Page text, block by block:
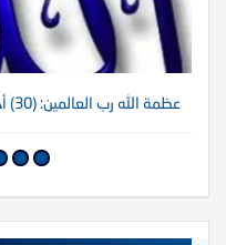
عظمة الله رب العالمين: (30) أخبرينا بأعجب شيء رأيته من رسول الله